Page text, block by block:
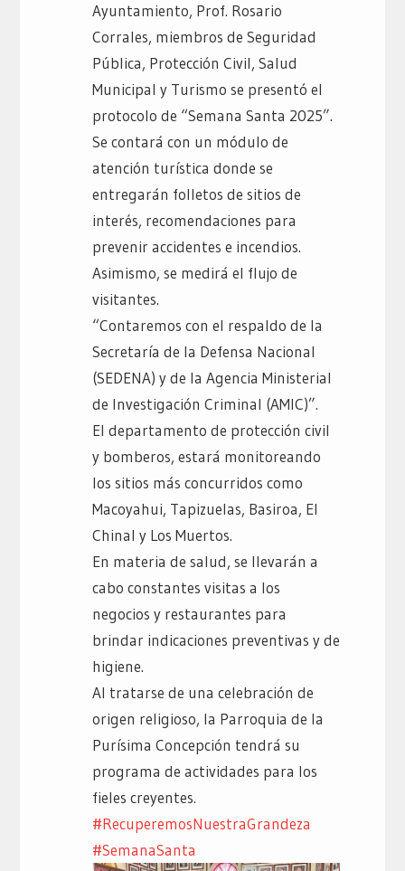
Ayuntamiento, Prof. Rosario
Corrales, miembros de Seguridad
Pública, Protección Civil, Salud
Municipal y Turismo se presentó el
protocolo de “Semana Santa 2025”.
Se contará con un módulo de
atención turística donde se
entregarán folletos de sitios de
interés, recomendaciones para
prevenir accidentes e incendios.
Asimismo, se medirá el flujo de
visitantes.
“Contaremos con el respaldo de la
Secretaría de la Defensa Nacional
(SEDENA) y de la Agencia Ministerial
de Investigación Criminal (AMIC)”.
El departamento de protección civil
y bomberos, estará monitoreando
los sitios más concurridos como
Macoyahui, Tapizuelas, Basiroa, El
Chinal y Los Muertos.
En materia de salud, se llevarán a
cabo constantes visitas a los
negocios y restaurantes para
brindar indicaciones preventivas y de
higiene.
Al tratarse de una celebración de
origen religioso, la Parroquia de la
Purísima Concepción tendrá su
programa de actividades para los
fieles creyentes.
#RecuperemosNuestraGrandeza
#SemanaSanta